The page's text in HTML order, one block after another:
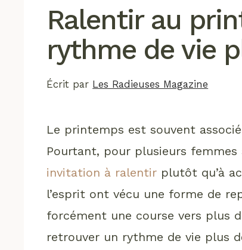
Ralentir au
rythme de vie
Écrit par Les Radieuses Magazine
Le printemps est souvent
Pourtant, pour plusieurs
invitation à ralentir plutôt qu’à
l’esprit ont vécu une forme de
forcément une course vers plus
retrouver un rythme de vie plus